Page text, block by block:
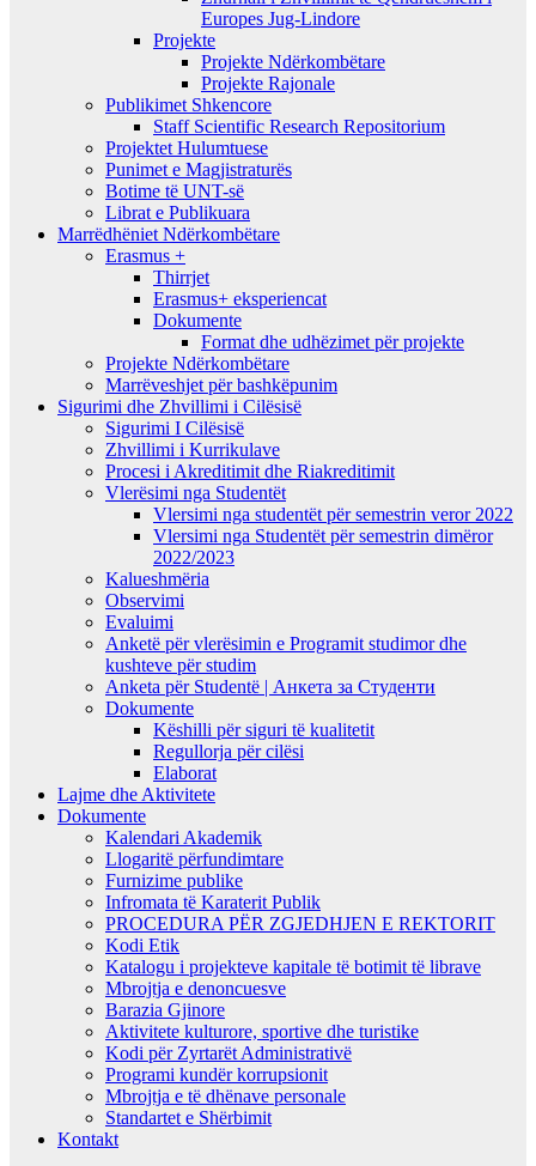
Europes Jug-Lindore
Projekte
Projekte Ndërkombëtare
Projekte Rajonale
Publikimet Shkencore
Staff Scientific Research Repositorium
Projektet Hulumtuese
Punimet e Magjistraturës
Botime të UNT-së
Librat e Publikuara
Marrëdhëniet Ndërkombëtare
Erasmus +
Thirrjet
Erasmus+ eksperiencat
Dokumente
Format dhe udhëzimet për projekte
Projekte Ndërkombëtare
Marrëveshjet për bashkëpunim
Sigurimi dhe Zhvillimi i Cilësisë
Sigurimi I Cilësisë
Zhvillimi i Kurrikulave
Procesi i Akreditimit dhe Riakreditimit
Vlerësimi nga Studentët
Vlersimi nga studentët për semestrin veror 2022
Vlersimi nga Studentët për semestrin dimëror
2022/2023
Kalueshmëria
Observimi
Evaluimi
Anketë për vlerësimin e Programit studimor dhe
kushteve për studim
Anketa për Studentë | Анкета за Студенти
Dokumente
Këshilli për siguri të kualitetit
Regullorja për cilësi
Elaborat
Lajme dhe Aktivitete
Dokumente
Kalendari Akademik
Llogaritë përfundimtare
Furnizime publike
Infromata të Karaterit Publik
PROCEDURA PËR ZGJEDHJEN E REKTORIT
Kodi Etik
Katalogu i projekteve kapitale të botimit të librave
Mbrojtja e denoncuesve
Barazia Gjinore
Aktivitete kulturore, sportive dhe turistike
Kodi për Zyrtarët Administrativë
Programi kundër korrupsionit
Mbrojtja e të dhënave personale
Standartet e Shërbimit
Kontakt